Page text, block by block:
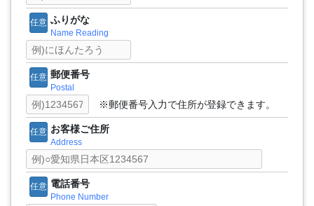
任意 ふりがな
Name Reading
任意 郵便番号
Postal
※郵便番号入力で住所が登録できます。
任意 お客様ご住所
Address
任意 電話番号
Phone Number